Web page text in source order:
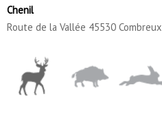
Chenil
Route de la Vallée 45530 Combreux